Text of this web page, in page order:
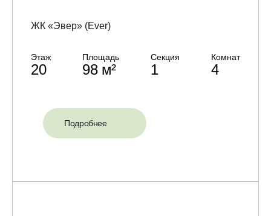
ЖК «Эвер» (Ever)
Этаж
20
Площадь
98 м²
Секция
1
Комнат
4
Подробнее